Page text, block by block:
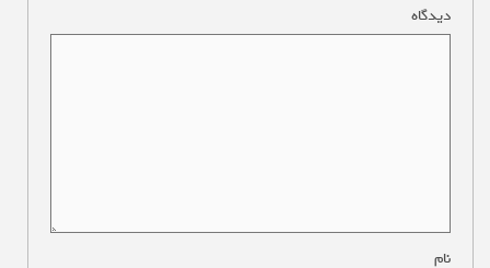
دیدگاه
نام